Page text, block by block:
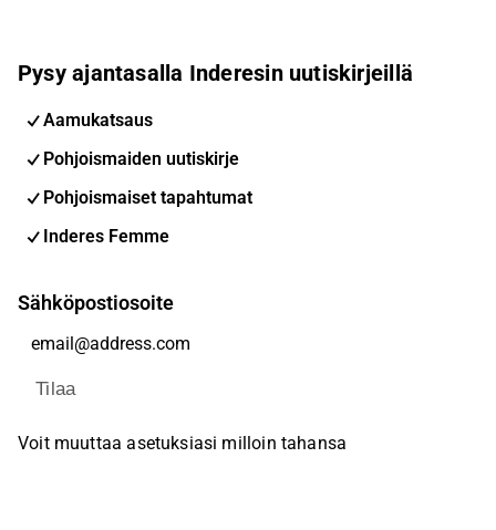
Pysy ajantasalla Inderesin uutiskirjeillä
Aamukatsaus
Pohjoismaiden uutiskirje
Pohjoismaiset tapahtumat
Inderes Femme
Sähköpostiosoite
Tilaa
Voit muuttaa asetuksiasi milloin tahansa